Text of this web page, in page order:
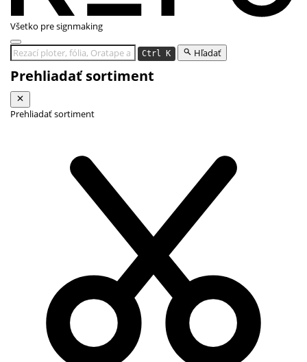
Všetko pre signmaking
Ctrl K Hľadať
Prehliadať sortiment
Prehliadať sortiment